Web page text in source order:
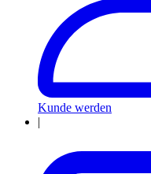
Kunde werden
|